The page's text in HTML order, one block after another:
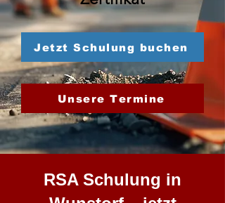
Jetzt Schulung buchen
Unsere Termine
RSA Schulung in